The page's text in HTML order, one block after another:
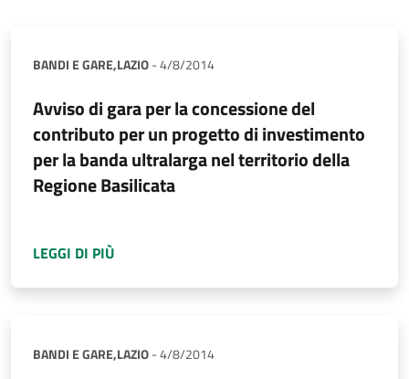
BANDI E GARE,LAZIO-4/8/2014
Avviso di gara per la concessione del
contributo per un progetto di investimento
per la banda ultralarga nel territorio della
Regione Basilicata
LEGGI DI PIÙ
BANDI E GARE,LAZIO-4/8/2014